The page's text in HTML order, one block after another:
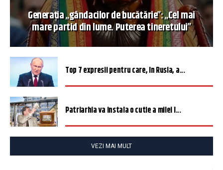
Generația „gândacilor de bucătărie”: „Cel mai
mare partid din lume. Puterea tineretului”
Top 7 expresii pentru care, în Rusia, a...
Patriarhia va instala o cutie a milei î...
VEZI MAI MULT